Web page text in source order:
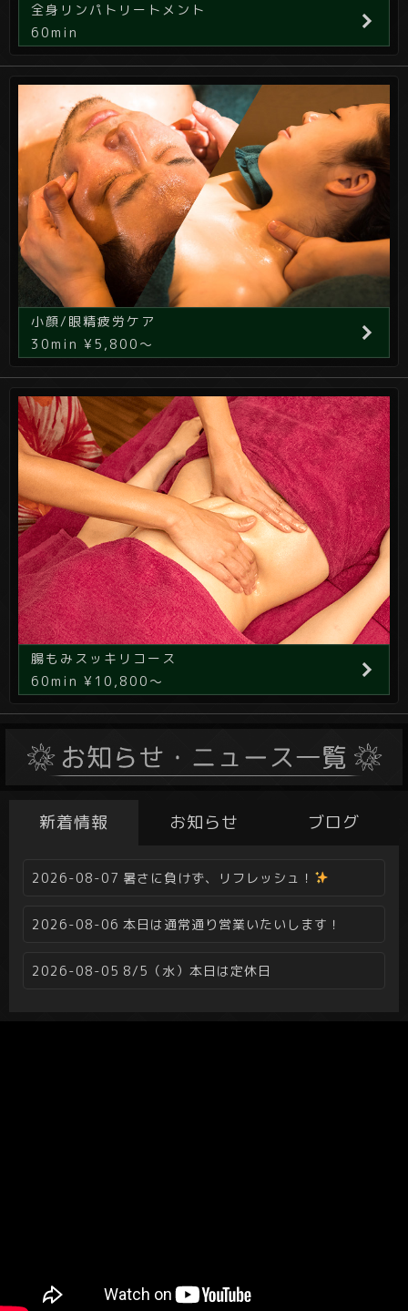
全身リンパトリートメント
60min
小顔/眼精疲労ケア
30min ¥5,800～
腸もみスッキリコース
60min ¥10,800～
新着情報 お知らせ ブログ
2026-08-07 暑さに負けず、リフレッシュ！
2026-08-06 本日は通常通り営業いたいします！
2026-08-05 8/5（水）本日は定休日